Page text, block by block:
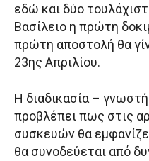
εδώ και δύο
Βασίλειο η πρώτη
πρώτη αποστολή θα
23ης Απριλίου.
Η διαδικασία –
προβλέπει πως στις
συσκευών θα
θα συνοδεύεται από